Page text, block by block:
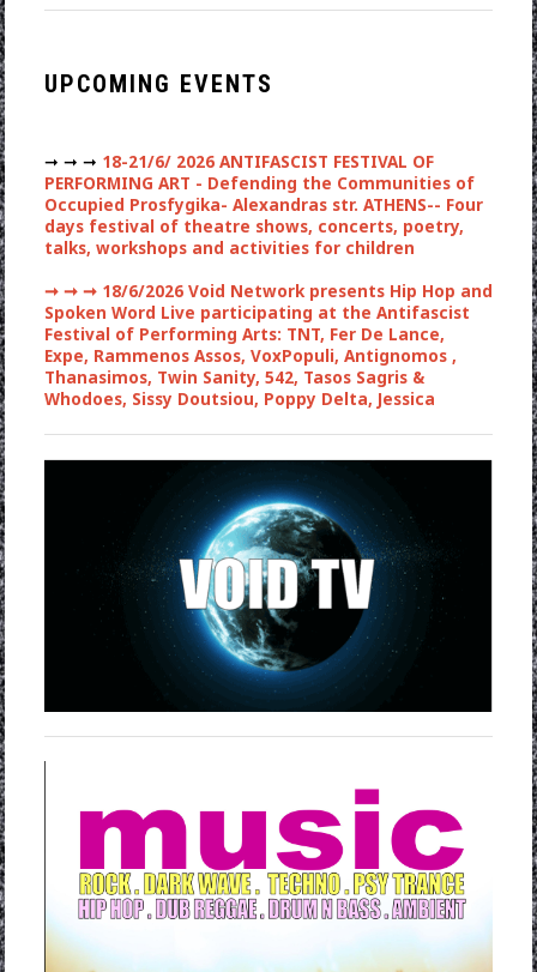
UPCOMING EVENTS
➞ ➞ ➞ 18-21/6/ 2026 ANTIFASCIST FESTIVAL OF
PERFORMING ART - Defending the Communities of
Occupied Prosfygika- Alexandras str. ATHENS-- Four
days festival of theatre shows, concerts, poetry,
talks, workshops and activities for children
➞ ➞ ➞18/6/2026 Void Network presents Hip Hop and
Spoken Word Live participating at the Antifascist
Festival of Performing Arts: TNT, Fer De Lance,
Expe, Rammenos Assos, VoxPopuli, Antignomos ,
Thanasimos, Twin Sanity, 542, Tasos Sagris &
Whodoes, Sissy Doutsiou, Poppy Delta, Jessica